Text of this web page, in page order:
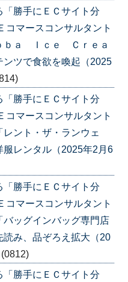
「勝手にＥＣサイト分
マースコンサルタント
ａ Ｉｃｅ Ｃｒｅａ
ンツで食欲を喚起（2025
「勝手にＥＣサイト分
マースコンサルタント
ント・ザ・ランウェ
レンタル（2025年2月6
「勝手にＥＣサイト分
マースコンサルタント
ッグインバッグ専門店
み、品ぞろえ拡大（20
(0812)
「勝手にＥＣサイト分